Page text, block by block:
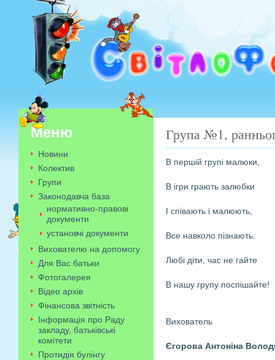
Група №1,
В першій групі малюки,
В ігри грають залюбки
І співають і малюють,
Все навколо пізнають.
Любі діти, час не гайте
В нашу групу поспішайте!
Вихователь
Єгорова Антоніна
Меню
Новини
Колектив
Групи
Законодавча база
нормативно-правові
документи
установчі документи
Вихователю на допомогу
Для Вас батьки
Фотогалерея
Відео архів
Фінансова звітність
Інформація про Раду
закладу, батьківські
комітети
Протидія булінгу